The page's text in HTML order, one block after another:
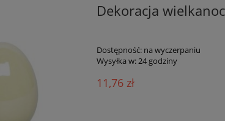
Dekoracja
Dostępność: na wyczerpaniu
Wysyłka w:24 godziny
11,76 zł